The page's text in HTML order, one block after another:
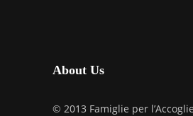
About Us
© 2013 Famiglie per